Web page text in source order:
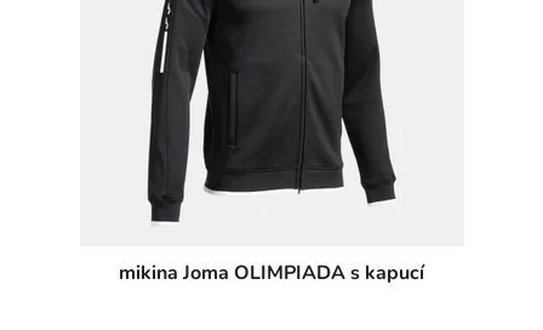
mikina Joma OLIMPIADA s kapucí